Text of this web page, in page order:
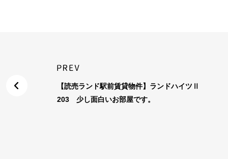
【読売ランド駅前賃貸物件】ランドハイツⅡ
203 少し面白いお部屋です。